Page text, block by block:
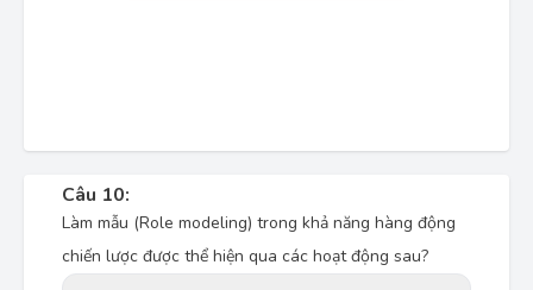
Câu 10:
Làm mẫu (Role modeling) trong khả năng hàng động
chiến lược được thể hiện qua các hoạt động sau?